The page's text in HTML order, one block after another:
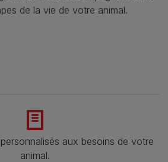
de la vie de votre animal.​
aux besoins de votre
animal​.